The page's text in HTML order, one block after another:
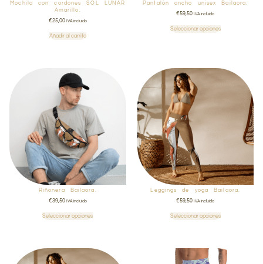
Mochila con cordones SOL LUNAR
Amarillo.
€25,00 IVA incluido
Añadir al carrito
Pantalón ancho unisex Bailaora.
€59,50 IVA incluido
Seleccionar opciones
Riñonera Bailaora.
€39,50 IVA incluido
Seleccionar opciones
Leggings de yoga Bailaora.
€59,50 IVA incluido
Seleccionar opciones